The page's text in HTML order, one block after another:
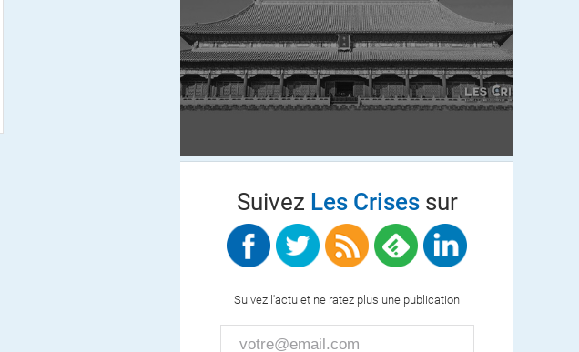
Suivez Les Crisessur
Suivez l'actu et ne ratez plus une publication